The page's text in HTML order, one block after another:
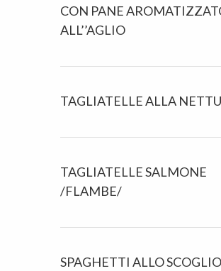
CON PANE
ALL’’AGLIO
TAGLIATELLE ALLA
TAGLIATELLE SALMONE
/FLAMBE/
SPAGHETTI ALLO SCOGLIO